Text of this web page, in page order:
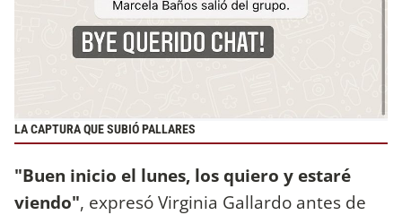
LA CAPTURA QUE SUBIÓ PALLARES
"Buen inicio el lunes, los quiero y estaré
viendo", expresó Virginia Gallardo antes de